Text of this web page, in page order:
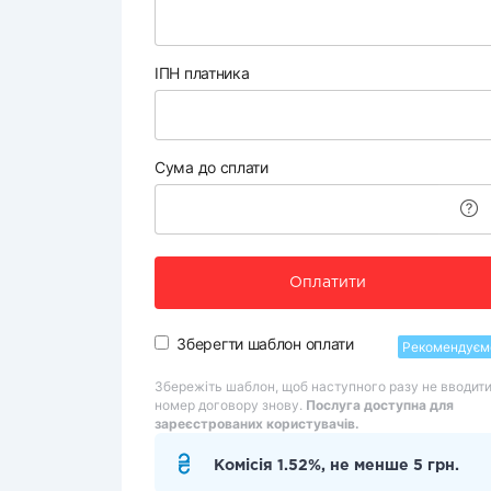
ІПН платника
Сума до сплати
Оплатити
Зберегти шаблон оплати
Збережіть шаблон, щоб наступного разу не вводити
номер договору знову. Послуга доступна для
зареєстрованих користувачів.
Комісія 1.52%, не менше 5 грн.